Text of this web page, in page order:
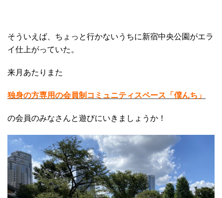
そういえば、ちょっと行かないうちに新宿中央公園がエラ
イ仕上がっていた。
来月あたりまた
独身の方専用の会員制コミュニティスペース「僕んち」
の会員のみなさんと遊びにいきましょうか！